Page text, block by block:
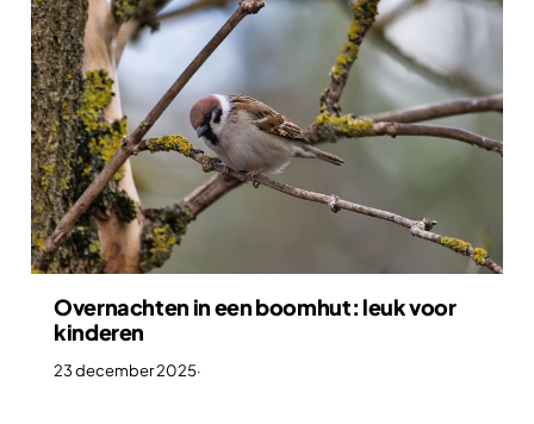
Overnachten in een boomhut: leuk voor
kinderen
23 december 2025·